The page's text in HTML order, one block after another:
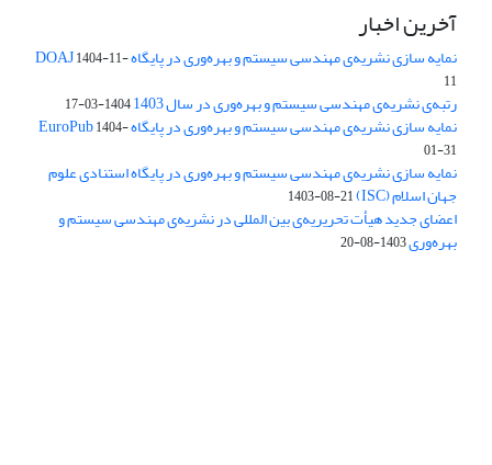
آخرین اخبار
نمایه سازی نشریه‌ی مهندسی سیستم و بهره‌وری در پایگاه DOAJ1404-11-
11
رتبه‌ی نشریه‌ی مهندسی سیستم و بهره‌وری در سال 1403 1404-03-17
نمایه سازی نشریه‌ی مهندسی سیستم و بهره‌وری در پایگاه EuroPub1404-
01-31
نمایه سازی نشریه‌ی مهندسی سیستم و بهره‌وری در پایگاه استنادی علوم
جهان اسلام (ISC) 1403-08-21
اعضای جدید هیأت تحریریه‌ی بین المللی در نشریه‌ی مهندسی سیستم و
بهره‌وری1403-08-20